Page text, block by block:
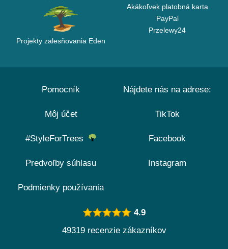
Projekty zalesňovania Eden
Akákoľvek platobná karta
PayPal
Przelewy24
Pomocník
Môj účet
#StyleForTrees
Predvoľby súhlasu
Podmienky používania
Nájdete nás na adrese:
TikTok
Facebook
Instagram
4.9
49319 recenzie zákazníkov